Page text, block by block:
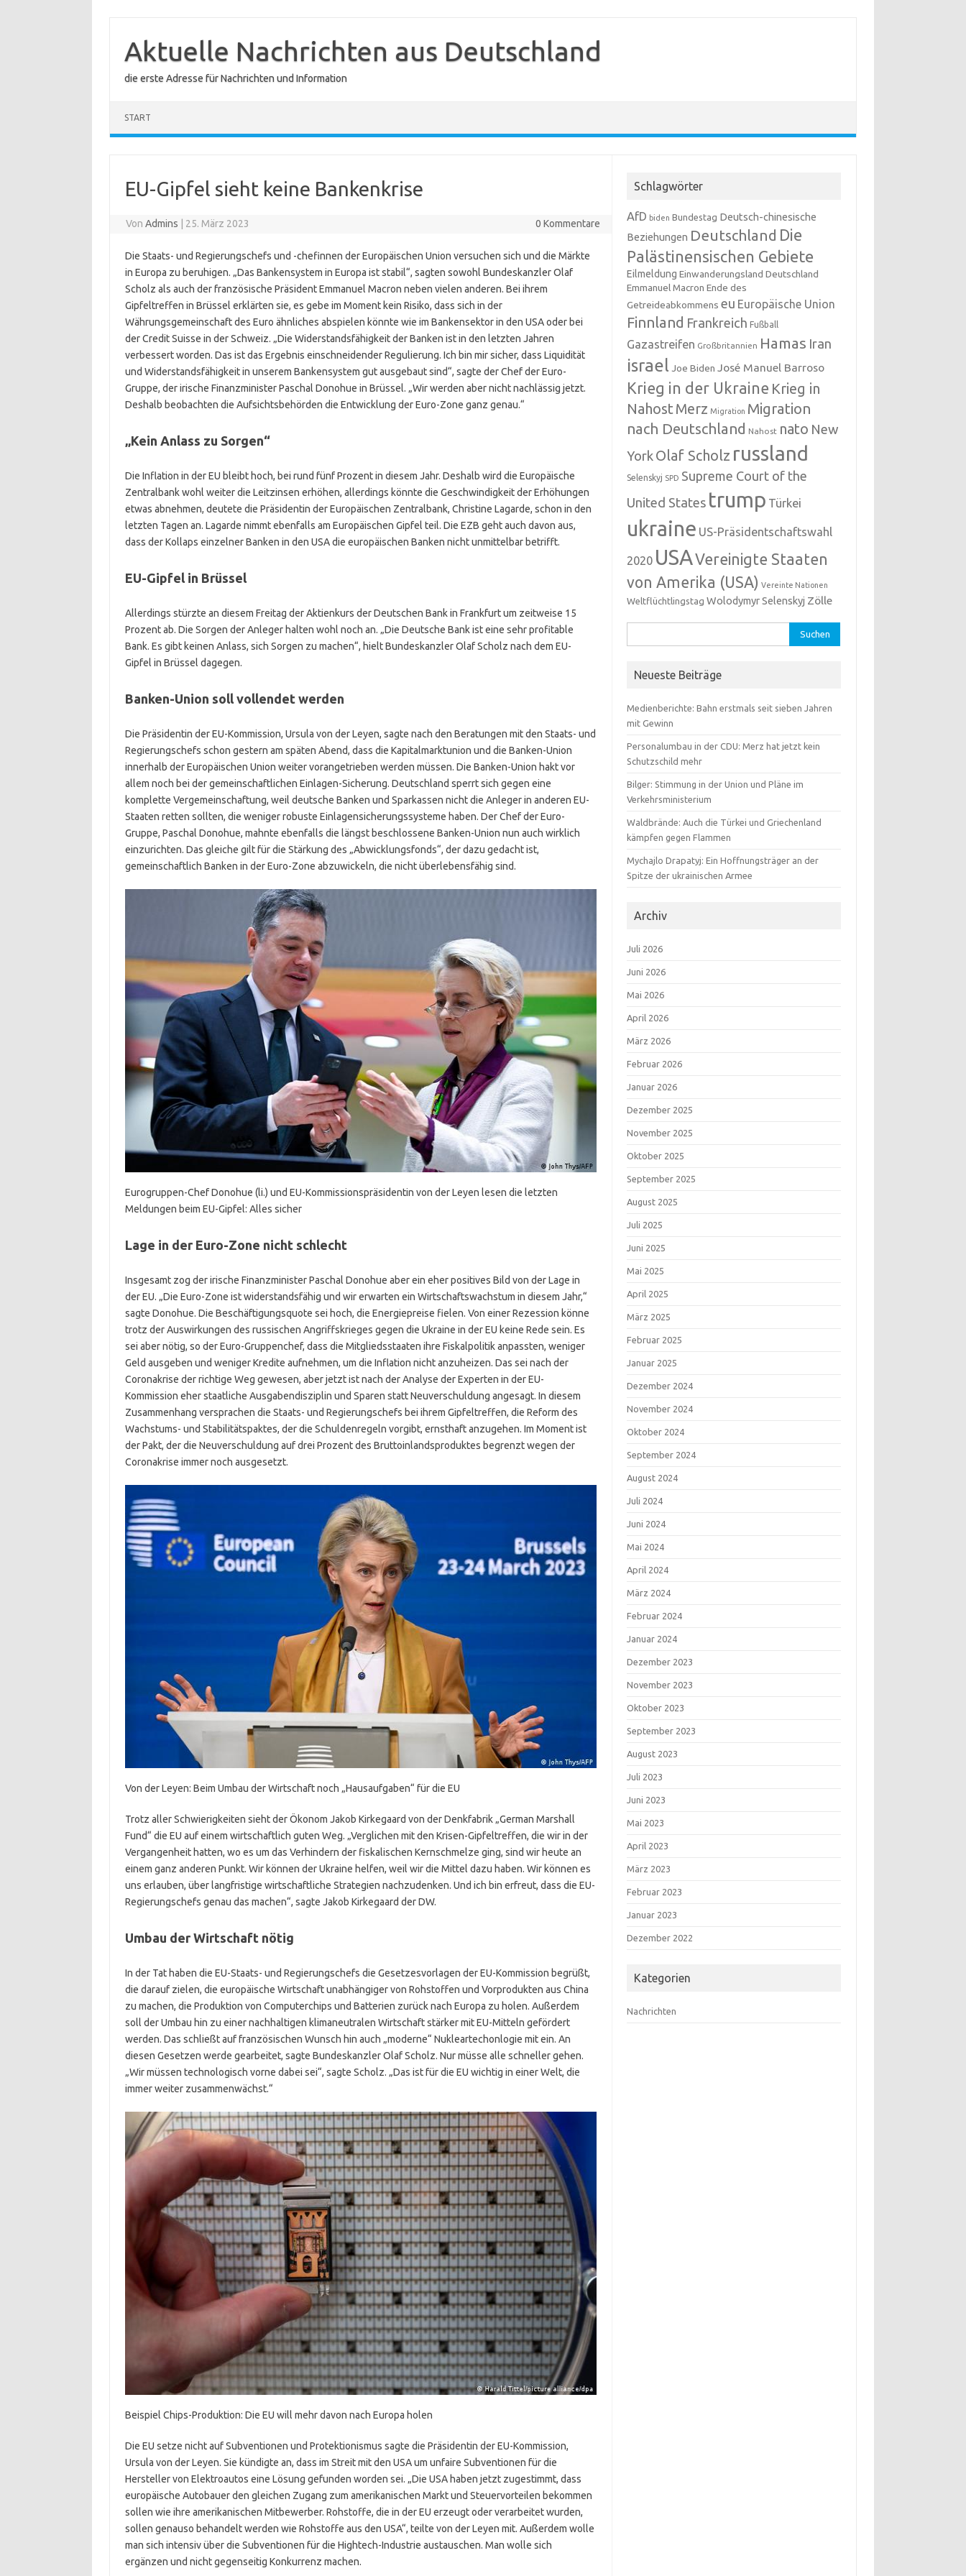
springen
Aktuelle Nachrichten aus Deutschland
die erste Adresse für Nachrichten und Information
START
EU-Gipfel sieht keine Bankenkrise
VonAdmins 25. März 2023 0 Kommentare
Die Staats- und Regierungschefs und -chefinnen der Europäischen Union versuchen sich und die Märkte
in Europa zu beruhigen. „Das Bankensystem in Europa ist stabil“, sagten sowohl Bundeskanzler Olaf
Scholz als auch der französische Präsident Emmanuel Macron neben vielen anderen. Bei ihrem
Gipfeltreffen in Brüssel erklärten sie, es gebe im Moment kein Risiko, dass sich in der
Währungsgemeinschaft des Euro ähnliches abspielen könnte wie im Bankensektor in den USA oder bei
der Credit Suisse in der Schweiz. „Die Widerstandsfähigkeit der Banken ist in den letzten Jahren
verbessert worden. Das ist das Ergebnis einschneidender Regulierung. Ich bin mir sicher, dass Liquidität
und Widerstandsfähigkeit in unserem Bankensystem gut ausgebaut sind“, sagte der Chef der Euro-
Gruppe, der irische Finanzminister Paschal Donohue in Brüssel. „Wir werden aber nicht nachlässig jetzt.
Deshalb beobachten die Aufsichtsbehörden die Entwicklung der Euro-Zone ganz genau.“
„Kein Anlass zu Sorgen“
Die Inflation in der EU bleibt hoch, bei rund fünf Prozent in diesem Jahr. Deshalb wird die Europäische
Zentralbank wohl weiter die Leitzinsen erhöhen, allerdings könnte die Geschwindigkeit der Erhöhungen
etwas abnehmen, deutete die Präsidentin der Europäischen Zentralbank, Christine Lagarde, schon in den
letzten Tagen an. Lagarde nimmt ebenfalls am Europäischen Gipfel teil. Die EZB geht auch davon aus,
dass der Kollaps einzelner Banken in den USA die europäischen Banken nicht unmittelbar betrifft.
EU-Gipfel in Brüssel
Allerdings stürzte an diesem Freitag der Aktienkurs der Deutschen Bank in Frankfurt um zeitweise 15
Prozent ab. Die Sorgen der Anleger halten wohl noch an. „Die Deutsche Bank ist eine sehr profitable
Bank. Es gibt keinen Anlass, sich Sorgen zu machen“, hielt Bundeskanzler Olaf Scholz nach dem EU-
Gipfel in Brüssel dagegen.
Banken-Union soll vollendet werden
Die Präsidentin der EU-Kommission, Ursula von der Leyen, sagte nach den Beratungen mit den Staats- und
Regierungschefs schon gestern am späten Abend, dass die Kapitalmarktunion und die Banken-Union
innerhalb der Europäischen Union weiter vorangetrieben werden müssen. Die Banken-Union hakt vor
allem noch bei der gemeinschaftlichen Einlagen-Sicherung. Deutschland sperrt sich gegen eine
komplette Vergemeinschaftung, weil deutsche Banken und Sparkassen nicht die Anleger in anderen EU-
Staaten retten sollten, die weniger robuste Einlagensicherungssysteme haben. Der Chef der Euro-
Gruppe, Paschal Donohue, mahnte ebenfalls die längst beschlossene Banken-Union nun auch wirklich
einzurichten. Das gleiche gilt für die Stärkung des „Abwicklungsfonds“, der dazu gedacht ist,
gemeinschaftlich Banken in der Euro-Zone abzuwickeln, die nicht überlebensfähig sind.
Eurogruppen-Chef Donohue (li.) und EU-Kommissionspräsidentin von der Leyen lesen die letzten
Meldungen beim EU-Gipfel: Alles sicher
Lage in der Euro-Zone nicht schlecht
Insgesamt zog der irische Finanzminister Paschal Donohue aber ein eher positives Bild von der Lage in
der EU. „Die Euro-Zone ist widerstandsfähig und wir erwarten ein Wirtschaftswachstum in diesem Jahr,“
sagte Donohue. Die Beschäftigungsquote sei hoch, die Energiepreise fielen. Von einer Rezession könne
trotz der Auswirkungen des russischen Angriffskrieges gegen die Ukraine in der EU keine Rede sein. Es
sei aber nötig, so der Euro-Gruppenchef, dass die Mitgliedsstaaten ihre Fiskalpolitik anpassten, weniger
Geld ausgeben und weniger Kredite aufnehmen, um die Inflation nicht anzuheizen. Das sei nach der
Coronakrise der richtige Weg gewesen, aber jetzt ist nach der Analyse der Experten in der EU-
Kommission eher staatliche Ausgabendisziplin und Sparen statt Neuverschuldung angesagt. In diesem
Zusammenhang versprachen die Staats- und Regierungschefs bei ihrem Gipfeltreffen, die Reform des
Wachstums- und Stabilitätspaktes, der die Schuldenregeln vorgibt, ernsthaft anzugehen. Im Moment ist
der Pakt, der die Neuverschuldung auf drei Prozent des Bruttoinlandsproduktes begrenzt wegen der
Coronakrise immer noch ausgesetzt.
Von der Leyen: Beim Umbau der Wirtschaft noch „Hausaufgaben“ für die EU
Trotz aller Schwierigkeiten sieht der Ökonom Jakob Kirkegaard von der Denkfabrik „German Marshall
Fund“ die EU auf einem wirtschaftlich guten Weg. „Verglichen mit den Krisen-Gipfeltreffen, die wir in der
Vergangenheit hatten, wo es um das Verhindern der fiskalischen Kernschmelze ging, sind wir heute an
einem ganz anderen Punkt. Wir können der Ukraine helfen, weil wir die Mittel dazu haben. Wir können es
uns erlauben, über langfristige wirtschaftliche Strategien nachzudenken. Und ich bin erfreut, dass die EU-
Regierungschefs genau das machen“, sagte Jakob Kirkegaard der DW.
Umbau der Wirtschaft nötig
In der Tat haben die EU-Staats- und Regierungschefs die Gesetzesvorlagen der EU-Kommission begrüßt,
die darauf zielen, die europäische Wirtschaft unabhängiger von Rohstoffen und Vorprodukten aus China
zu machen, die Produktion von Computerchips und Batterien zurück nach Europa zu holen. Außerdem
soll der Umbau hin zu einer nachhaltigen klimaneutralen Wirtschaft stärker mit EU-Mitteln gefördert
werden. Das schließt auf französischen Wunsch hin auch „moderne“ Nukleartechonlogie mit ein. An
diesen Gesetzen werde gearbeitet, sagte Bundeskanzler Olaf Scholz. Nur müsse alle schneller gehen.
„Wir müssen technologisch vorne dabei sei“, sagte Scholz. „Das ist für die EU wichtig in einer Welt, die
immer weiter zusammenwächst.“
Beispiel Chips-Produktion: Die EU will mehr davon nach Europa holen
Die EU setze nicht auf Subventionen und Protektionismus sagte die Präsidentin der EU-Kommission,
Ursula von der Leyen. Sie kündigte an, dass im Streit mit den USA um unfaire Subventionen für die
Hersteller von Elektroautos eine Lösung gefunden worden sei. „Die USA haben jetzt zugestimmt, dass
europäische Autobauer den gleichen Zugang zum amerikanischen Markt und Steuervorteilen bekommen
sollen wie ihre amerikanischen Mitbewerber. Rohstoffe, die in der EU erzeugt oder verarbeitet wurden,
sollen genauso behandelt werden wie Rohstoffe aus den USA“, teilte von der Leyen mit. Außerdem wolle
man sich intensiv über die Subventionen für die Hightech-Industrie austauschen. Man wolle sich
ergänzen und nicht gegenseitig Konkurrenz machen.
Schlagwörter
AfD biden Bundestag Deutsch-chinesische
Beziehungen Deutschland Die
Palästinensischen Gebiete
Eilmeldung Einwanderungsland Deutschland
Emmanuel Macron Ende des
Getreideabkommens eu Europäische Union
Finnland Frankreich Fußball
Gazastreifen Großbritannien Hamas Iran
israel Joe Biden José Manuel Barroso
Krieg in der Ukraine Krieg in
NahostMerz Migration Migration
nach Deutschland Nahost nato New
YorkOlaf Scholz russland
Selenskyj SPD Supreme Court of the
United States trump Türkei
ukraine US-Präsidentschaftswahl
2020 USAVereinigte Staaten
von Amerika (USA) Vereinte Nationen
Weltflüchtlingstag Wolodymyr Selenskyj Zölle
nach:
Neueste Beiträge
Medienberichte: Bahn erstmals seit sieben Jahren
mit Gewinn
Personalumbau in der CDU: Merz hat jetzt kein
Schutzschild mehr
Bilger: Stimmung in der Union und Pläne im
Verkehrsministerium
Waldbrände: Auch die Türkei und Griechenland
kämpfen gegen Flammen
Mychajlo Drapatyj: Ein Hoffnungsträger an der
Spitze der ukrainischen Armee
Archiv
Juli 2026
Juni 2026
Mai 2026
April 2026
März 2026
Februar 2026
Januar 2026
Dezember 2025
November 2025
Oktober 2025
September 2025
August 2025
Juli 2025
Juni 2025
Mai 2025
April 2025
März 2025
Februar 2025
Januar 2025
Dezember 2024
November 2024
Oktober 2024
September 2024
August 2024
Juli 2024
Juni 2024
Mai 2024
April 2024
März 2024
Februar 2024
Januar 2024
Dezember 2023
November 2023
Oktober 2023
September 2023
August 2023
Juli 2023
Juni 2023
Mai 2023
April 2023
März 2023
Februar 2023
Januar 2023
Dezember 2022
Kategorien
Nachrichten